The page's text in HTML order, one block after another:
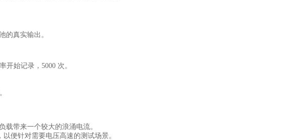
的真实输出。
开始记录，5000 次。
载带来一个较大的浪涌电流。
便针对需要电压高速的测试场景。